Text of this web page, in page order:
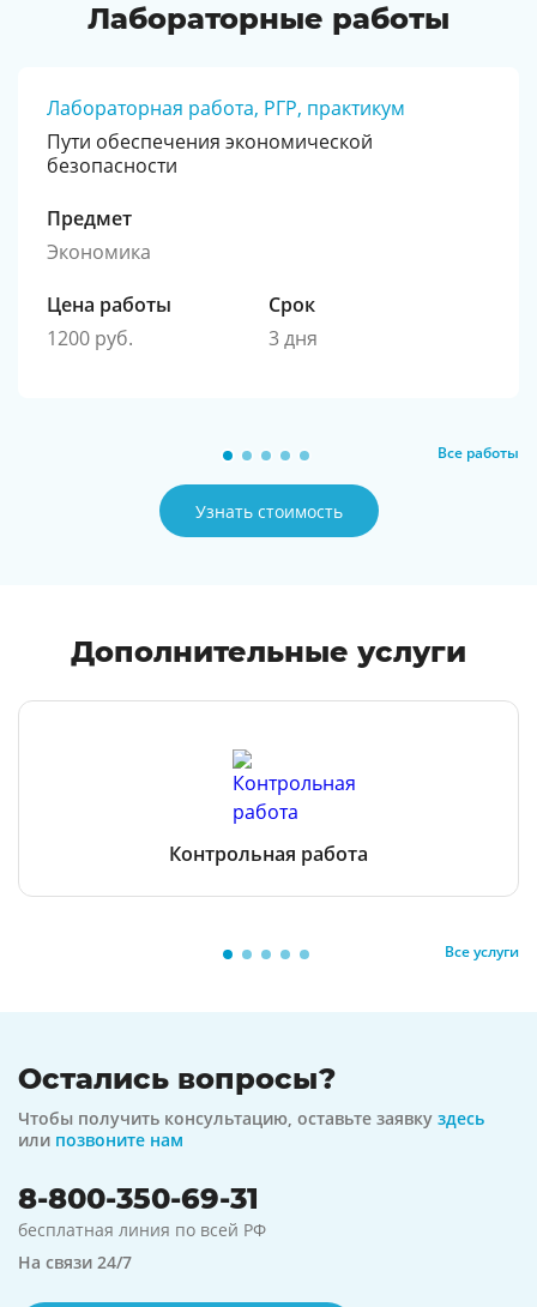
Лабораторные работы
Лабораторная работа, РГР, практикум
Пути обеспечения экономической
безопасности
Предмет
Экономика
Цена работы
1200 руб.
Срок
3 дня
Все работы
Узнать стоимость
Дополнительные услуги
Контрольная работа
Все услуги
Остались вопросы?
Чтобы получить консультацию, оставьте заявку здесь
или позвоните нам
8-800-350-69-31
бесплатная линия по всей РФ
На связи 24/7